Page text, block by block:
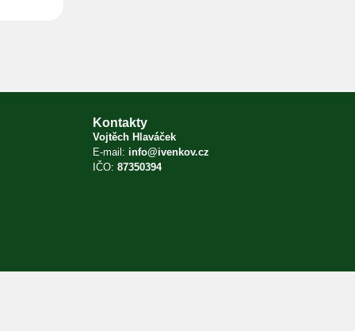
Kontakty
Vojtěch Hlaváček
E-mail: info@ivenkov.cz
IČO: 87350394